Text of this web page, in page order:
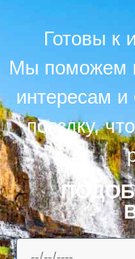
Готовы к
Мы поможем
интересам и
поездку,